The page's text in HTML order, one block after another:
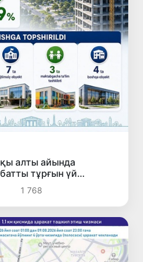
алты айында
тұрғын үй
1 768